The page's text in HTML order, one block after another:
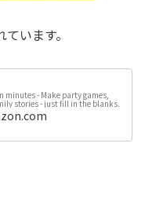
います。
minutes - Make party games,
stories - just fill in the blanks.